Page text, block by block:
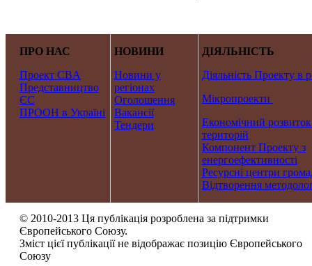
ПРО НАС
Проект CBA
Представництво
ЄС
ПРООН в Україні
НОВИНИ
Новини у
регіонах
Оголошення
Вакансії
Тендери
ДІЯЛЬНІСТЬ
Діяльність Проекту в
Мікропроекти
Економічний розвиток
територій
Компонент Проекту з
енергоефективності
Ресурсні центри
Відтворення
© 2010-2013 Ця публікація розроблена за підтримки
Європейського Союзу.
Зміст цієї публікації не відображає позицію Європейського
Союзу